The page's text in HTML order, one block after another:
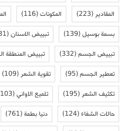
المقادير(223) المكونات(116)
بسمة بوسيل(139) تبييض الاسنان(231)
تبييض الجسم(332) تبييض المنطقة
تعطير الجسم(95) تقوية الشعر(109)
تكثيف الشعر(195) تلميع الاواني(103)
حالات الشفاء(124) دنيا بطمة(761)